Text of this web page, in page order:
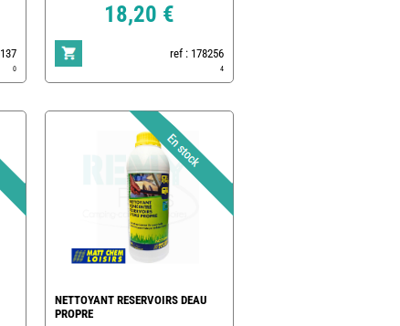
0
18,20 €
ref : 178256
4
NETTOYANT RESERVOIRS DEAU
PROPRE